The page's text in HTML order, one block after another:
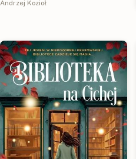
Andrzej Kozioł